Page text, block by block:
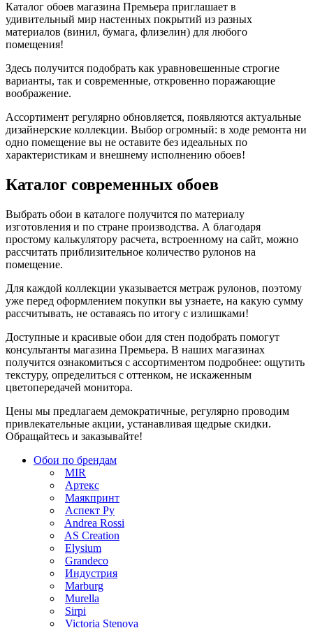
Каталог обоев магазина Премьера приглашает в
удивительный мир настенных покрытий из разных
материалов (винил, бумага, флизелин) для любого
помещения!
Здесь получится подобрать как уравновешенные строгие
варианты, так и современные, откровенно поражающие
воображение.
Ассортимент регулярно обновляется, появляются актуальные
дизайнерские коллекции. Выбор огромный: в ходе ремонта ни
одно помещение вы не оставите без идеальных по
характеристикам и внешнему исполнению обоев!
Каталог современных обоев
Выбрать обои в каталоге получится по материалу
изготовления и по стране производства. А благодаря
простому калькулятору расчета, встроенному на сайт, можно
рассчитать приблизительное количество рулонов на
помещение.
Для каждой коллекции указывается метраж рулонов, поэтому
уже перед оформлением покупки вы узнаете, на какую сумму
рассчитывать, не оставаясь по итогу с излишками!
Доступные и красивые обои для стен подобрать помогут
консультанты магазина Премьера. В наших магазинах
получится ознакомиться с ассортиментом подробнее: ощутить
текстуру, определиться с оттенком, не искаженным
цветопередачей монитора.
Цены мы предлагаем демократичные, регулярно проводим
привлекательные акции, устанавливая щедрые скидки.
Обращайтесь и заказывайте!
Обои по брендам
MIR
Артекс
Маякпринт
Аспект Ру
Andrea Rossi
AS Creation
Elysium
Grandeco
Индустрия
Marburg
Murella
Sirpi
Victoria Stenova